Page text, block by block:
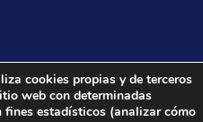
cookies propias y de terceros
web con determinadas
fines estadísticos (analizar cómo